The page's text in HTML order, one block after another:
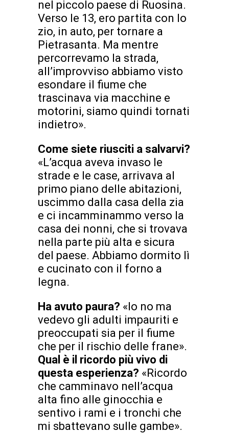
nel piccolo paese di Ruosina.
Verso le 13, ero partita con lo
zio, in auto, per tornare a
Pietrasanta. Ma mentre
percorrevamo la strada,
all’improvviso abbiamo visto
esondare il fiume che
trascinava via macchine e
motorini, siamo quindi tornati
indietro».
Come siete riusciti a salvarvi?
«L’acqua aveva invaso le
strade e le case, arrivava al
primo piano delle abitazioni,
uscimmo dalla casa della zia
e ci incamminammo verso la
casa dei nonni, che si trovava
nella parte più alta e sicura
del paese. Abbiamo dormito lì
e cucinato con il forno a
legna.
Ha avuto paura? «Io no ma
vedevo gli adulti impauriti e
preoccupati sia per il fiume
che per il rischio delle frane».
Qual è il ricordo più vivo di
questa esperienza? «Ricordo
che camminavo nell’acqua
alta fino alle ginocchia e
sentivo i rami e i tronchi che
mi sbattevano sulle gambe».